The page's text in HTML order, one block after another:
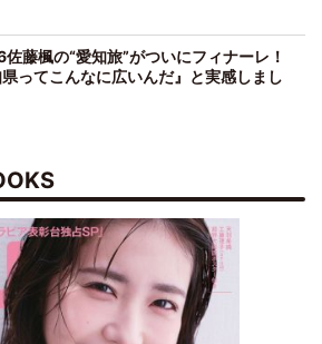
佐藤楓の“愛知旅”がついにフィナーレ！
県ってこんなに広いんだ』と実感しまし